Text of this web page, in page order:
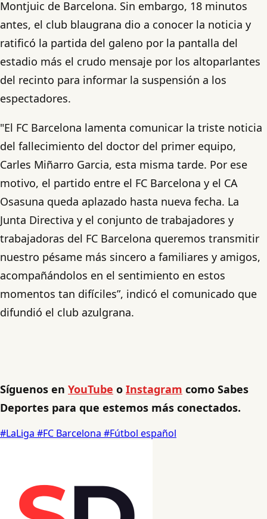
Montjuic de Barcelona. Sin embargo, 18 minutos
antes, el club blaugrana dio a conocer la noticia y
ratificó la partida del galeno por la pantalla del
estadio más el crudo mensaje por los altoparlantes
del recinto para informar la suspensión a los
espectadores.
"El FC Barcelona lamenta comunicar la triste noticia
del fallecimiento del doctor del primer equipo,
Carles Miñarro Garcia, esta misma tarde. Por ese
motivo, el partido entre el FC Barcelona y el CA
Osasuna queda aplazado hasta nueva fecha. La
Junta Directiva y el conjunto de trabajadores y
trabajadoras del FC Barcelona queremos transmitir
nuestro pésame más sincero a familiares y amigos,
acompañándolos en el sentimiento en estos
momentos tan difíciles”, indicó el comunicado que
difundió el club azulgrana.
Síguenos en YouTube o Instagram como Sabes
Deportes para que estemos más conectados.
#LaLiga #FC Barcelona #Fútbol español